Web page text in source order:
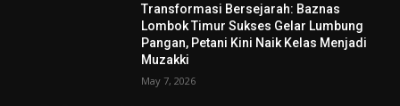
Transformasi Bersejarah: Baznas
Lombok Timur Sukses Gelar Lumbung
Pangan, Petani Kini Naik Kelas Menjadi
Muzakki
May 7, 2026